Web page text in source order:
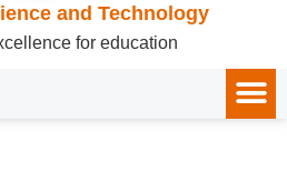
and Technology
for education